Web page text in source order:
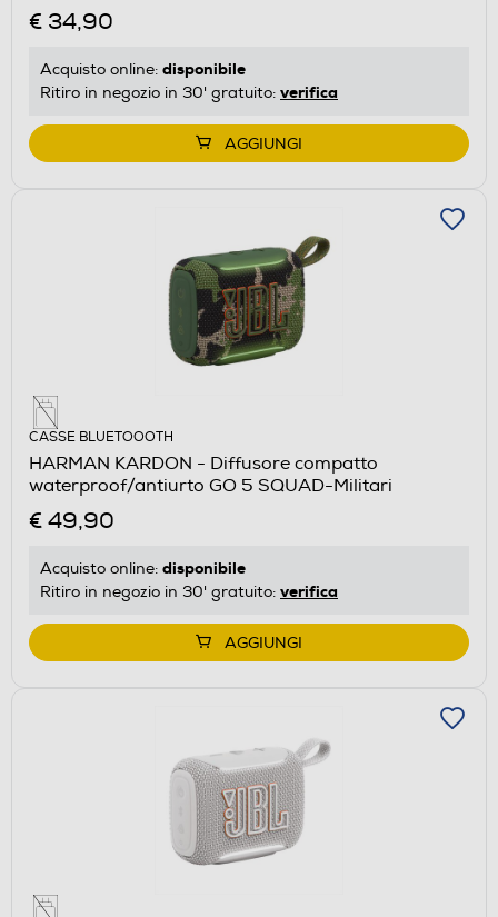
€ 34,90
Acquisto online: disponibile
Ritiro in negozio in 30' gratuito: verifica
AGGIUNGI
CASSE BLUETOOOTH
HARMAN KARDON - Diffusore compatto
waterproof/antiurto GO 5 SQUAD-Militari
€ 49,90
Acquisto online: disponibile
Ritiro in negozio in 30' gratuito: verifica
AGGIUNGI